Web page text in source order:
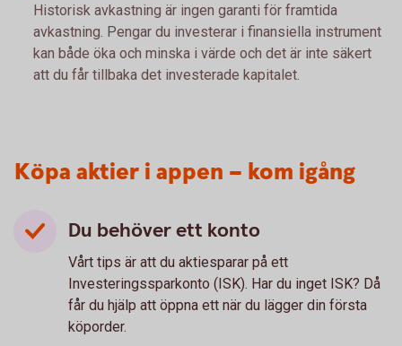
Historisk avkastning är ingen garanti för framtida
avkastning. Pengar du investerar i finansiella instrument
kan både öka och minska i värde och det är inte säkert
att du får tillbaka det investerade kapitalet.
Köpa aktier i appen – kom igång
Du behöver ett konto
Vårt tips är att du aktiesparar på ett
Investeringssparkonto (ISK). Har du inget ISK? Då
får du hjälp att öppna ett när du lägger din första
köporder.